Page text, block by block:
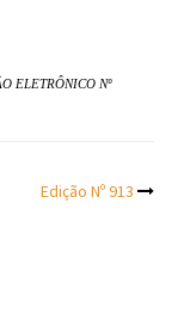
ELETRÔNICO Nº
Edição Nº 913